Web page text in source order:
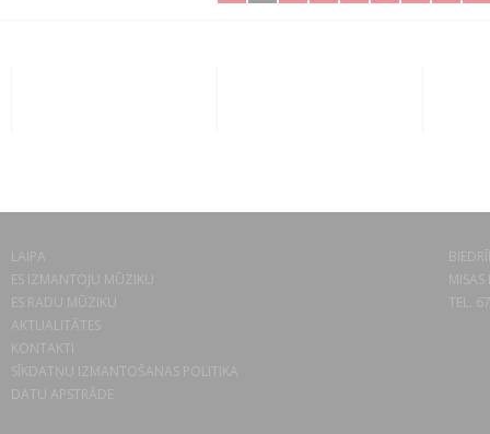
LAIPA
ES IZMANTOJU MŪZIKU
ES RADU MŪZIKU
AKTUALITĀTES
KONTAKTI
SĪKDATŅU IZMANTOŠANAS POLITIKA
DATU APSTRĀDE
TEL.